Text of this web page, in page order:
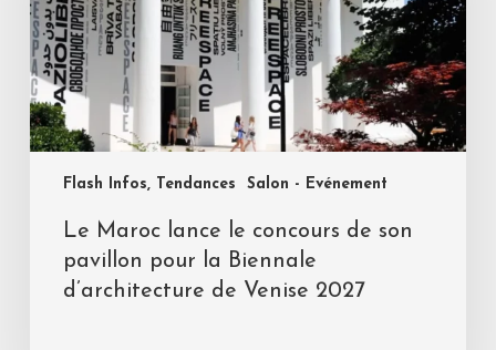
Flash Infos, Tendances Salon - Evénement
Le Maroc lance le concours de son
pavillon pour la Biennale
d’architecture de Venise 2027